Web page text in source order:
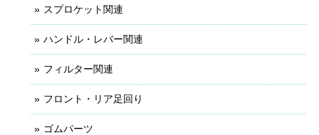
スプロケット関連
ハンドル・レバー関連
フィルター関連
フロント・リア足回り
ゴムパーツ